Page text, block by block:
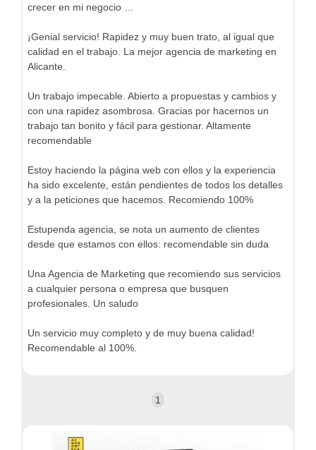
crecer en mi negocio …
¡Genial servicio! Rapidez y muy buen trato, al igual que
calidad en el trabajo. La mejor agencia de marketing en
Alicante.
Un trabajo impecable. Abierto a propuestas y cambios y
con una rapidez asombrosa. Gracias por hacernos un
trabajo tan bonito y fácil para gestionar. Altamente
recomendable
Estoy haciendo la página web con ellos y la experiencia
ha sido excelente, están pendientes de todos los detalles
y a la peticiones que hacemos. Recomiendo 100%
Estupenda agencia, se nota un aumento de clientes
desde que estamos con ellos: recomendable sin duda
Una Agencia de Marketing que recomiendo sus servicios
a cualquier persona o empresa que busquen
profesionales. Un saludo
Un servicio muy completo y de muy buena calidad!
Recomendable al 100%.
1